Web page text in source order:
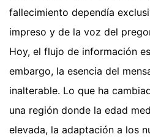
fallecimiento dependía
impreso y de la voz del
Hoy, el flujo de información
embargo, la esencia del
inalterable. Lo que ha
una región donde la edad
elevada, la adaptación a los